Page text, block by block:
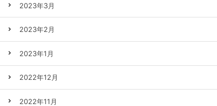
2023年3月
2023年2月
2023年1月
2022年12月
2022年11月